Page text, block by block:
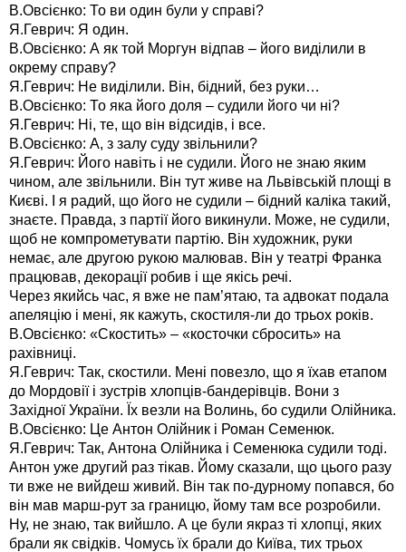
В.Овсієнко: То ви один були у справі?
Я.Геврич: Я один.
В.Овсієнко: А як той Моргун відпав – його виділили в
окрему справу?
Я.Геврич: Не виділили. Він, бідний, без руки…
В.Овсієнко: То яка його доля – судили його чи ні?
Я.Геврич: Ні, те, що він відсидів, і все.
В.Овсієнко: А, з залу суду звільнили?
Я.Геврич: Його навіть і не судили. Його не знаю яким
чином, але звільнили. Він тут живе на Львівській площі в
Києві. І я радий, що його не судили – бідний каліка такий,
знаєте. Правда, з партії його викинули. Може, не судили,
щоб не компрометувати партію. Він художник, руки
немає, але другою рукою малював. Він у театрі Франка
працював, декорації робив і ще якісь речі.
Через якийсь час, я вже не пам’ятаю, та адвокат подала
апеляцію і мені, як кажуть, скостиля-ли до трьох років.
В.Овсієнко: «Скостить» – «косточки сбросить» на
рахівниці.
Я.Геврич: Так, скостили. Мені повезло, що я їхав етапом
до Мордовії і зустрів хлопців-бандерівців. Вони з
Західної України. Їх везли на Волинь, бо судили Олійника.
В.Овсієнко: Це Антон Олійник і Роман Семенюк.
Я.Геврич: Так, Антона Олійника і Семенюка судили тоді.
Антон уже другий раз тікав. Йому сказали, що цього разу
ти вже не вийдеш живий. Він так по-дурному попався, бо
він мав марш-рут за границю, йому там все розробили.
Ну, не знаю, так вийшло. А це були якраз ті хлопці, яких
брали як свідків. Чомусь їх брали до Київа, тих трьох